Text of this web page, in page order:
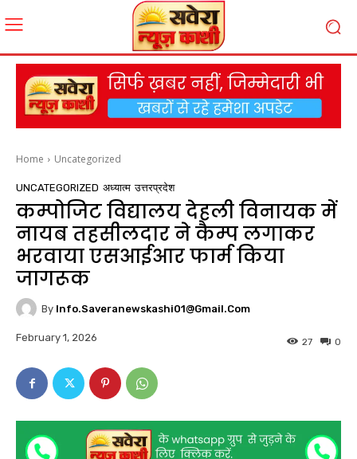
Home Uncategorized
UNCATEGORIZED अध्यात्म उत्तरप्रदेश
कम्पोजिट विद्यालय देहली विनायक में
नायब तहसीलदार ने कैम्प लगाकर
भरवाया एसआईआर फार्म किया
जागरूक
By Info.saveranewskashi01@gmail.com
February 1, 2026 0
27